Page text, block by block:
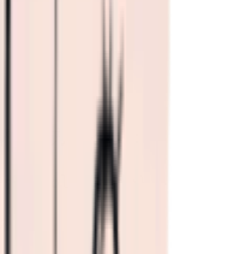
算方式不同：
= true